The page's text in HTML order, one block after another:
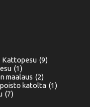
Kattopesu (9)
(1)
maalaus (2)
poisto katolta (1)
(7)